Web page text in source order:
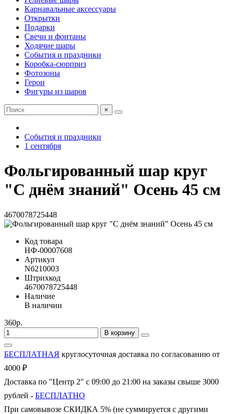
Карнавальные аксессуары
Открытки
Подарки
Свечи и фонтаны
Ходячие шары
События и праздники
Коробка-сюрприз
Фотозоны
Герои
Фигуры из шаров
×
События и праздники
1 сентября
Фольгированный шар круг
"С днём знаний" Осень 45 см
4670078725448
Код товара
НФ-00007608
Артикул
Nб210003
Штрихкод
4670078725448
Наличие
В наличии
360р.
В корзину
БЕСПЛАТНАЯ круглосуточная доставка по согласованию от
4000 ₽
Доставка по "Центр 2" с 09:00 до 21:00 на заказы свыше 3000
рублей - БЕСПЛАТНО
При самовывозе СКИДКА 5% (не суммируется с другими